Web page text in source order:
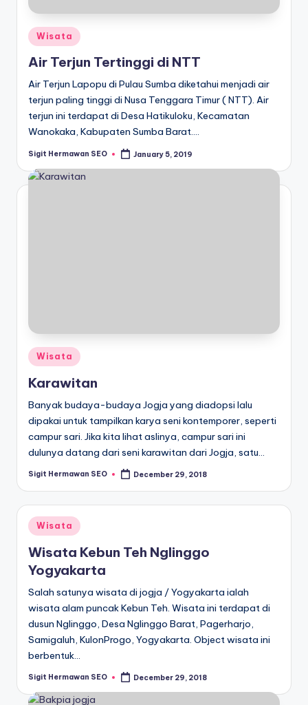
Posted
in
Wisata
Air Terjun Tertinggi di NTT
Air Terjun Lapopu di Pulau Sumba diketahui menjadi air
terjun paling tinggi di Nusa Tenggara Timur ( NTT). Air
terjun ini terdapat di Desa Hatikuloku, Kecamatan
Wanokaka, Kabupaten Sumba Barat.…
Posted
Sigit Hermawan SEO January 5, 2019
Posted
in
Wisata
Karawitan
Banyak budaya-budaya Jogja yang diadopsi lalu
dipakai untuk tampilkan karya seni kontemporer, seperti
campur sari. Jika kita lihat aslinya, campur sari ini
dulunya datang dari seni karawitan dari Jogja, satu…
Posted
Sigit Hermawan SEO December 29, 2018
Posted
in
Wisata
Wisata Kebun Teh Nglinggo
Yogyakarta
Salah satunya wisata di jogja / Yogyakarta ialah
wisata alam puncak Kebun Teh. Wisata ini terdapat di
dusun Nglinggo, Desa Nglinggo Barat, Pagerharjo,
Samigaluh, KulonProgo, Yogyakarta. Object wisata ini
berbentuk…
Posted
Sigit Hermawan SEO December 29, 2018